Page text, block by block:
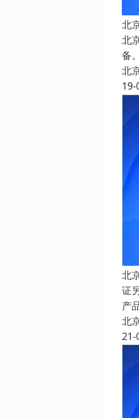
北
北
备
北
19-
北
证
产
北
21-